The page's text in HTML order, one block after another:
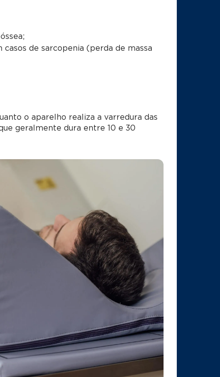
de sarcopenia (perda de massa
o aparelho realiza a varredura das
geralmente dura entre 10 e 30